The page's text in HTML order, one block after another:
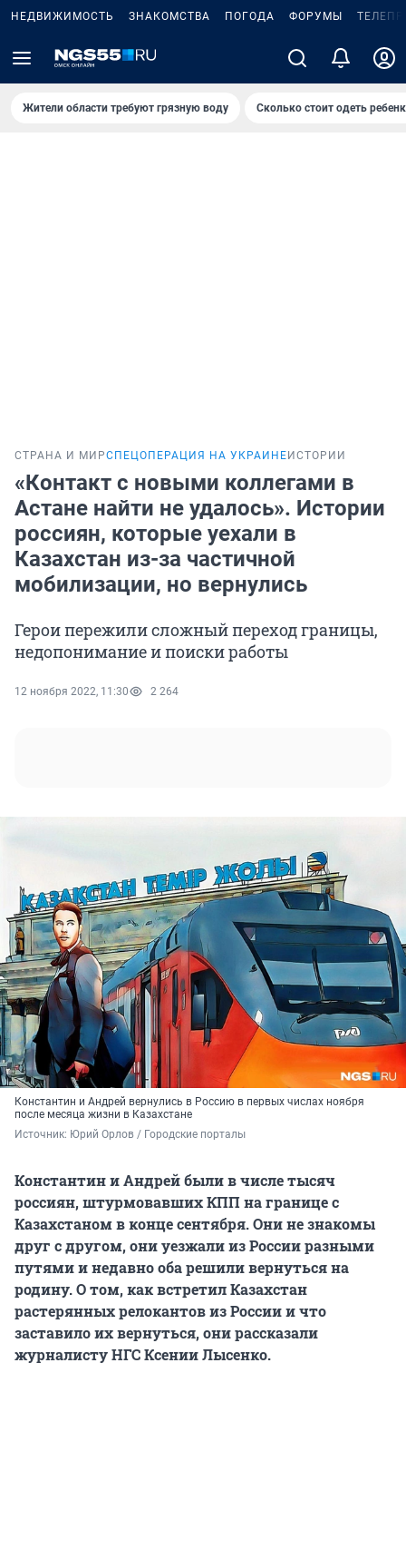
НЕДВИЖИМОСТЬ ЗНАКОМСТВА ПОГОДА ФОРУМЫ
Жители области требуют грязную воду Сколько стоит одеть
СТРАНА И МИРСПЕЦОПЕРАЦИЯ НА УКРАИНЕ ИСТОРИИ
«Контакт с новыми коллегами в
Астане найти не удалось». Истории
россиян, которые уехали в
Казахстан из-за частичной
мобилизации, но вернулись
Герои пережили сложный переход границы,
недопонимание и поиски работы
12 ноября 2022, 11:30 2 264
Константин и Андрей вернулись в Россию в первых числах ноября
после месяца жизни в Казахстане
Источник: Юрий Орлов / Городские порталы
Константин и Андрей были в числе тысяч
россиян, штурмовавших КПП на границе с
Казахстаном в конце сентября. Они не знакомы
друг с другом, они уезжали из России разными
путями и недавно оба решили вернуться на
родину. О том, как встретил Казахстан
растерянных релокантов из России и что
заставило их вернуться,они рассказали
журналисту НГС Ксении Лысенко.